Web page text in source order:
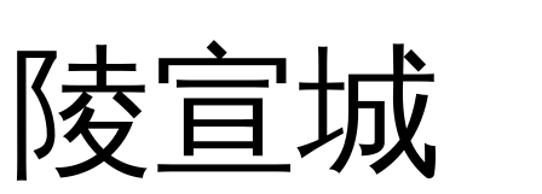
陵宣城